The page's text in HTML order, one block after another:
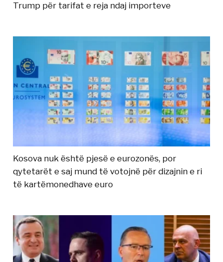
Trump për tarifat e reja ndaj importeve
Kosova nuk është pjesë e eurozonës, por
qytetarët e saj mund të votojnë për dizajnin e ri
të kartëmonedhave euro